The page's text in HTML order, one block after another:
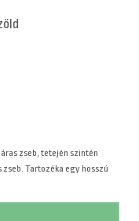
zseb, tetején szintén
Tartozéka egy hosszú